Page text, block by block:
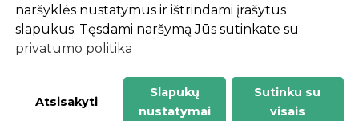
Apie mus
Prekių pirkimo – pardavimo taisyklės
Prekių pristatymas ir atsiėmimas
-
1
2
%
n
u
o
l
a
i
d
naršyklės nustatymus ir ištrindami įrašytus
slapukus. Tęsdami naršymą Jūs sutinkate su
privatumo politika
Atsisakyti
Slapukų
nustatymai
Sutinku su
visais